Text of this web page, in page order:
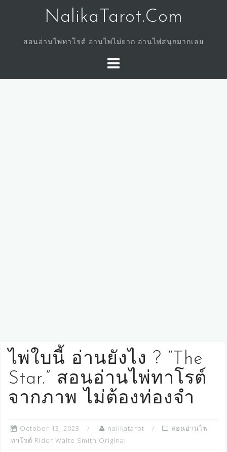
NalikaTarot.Com
สอนอ่านไพ่ทาโรต์ อ่านไพ่ไม่ยาก อ่านไพ่สนุกมากเลย
ไพ่ใบนี้ อ่านยังไง ? “The
Star.” สอนอ่านไพ่ทาโรต์
จากภาพ ไม่ต้องท่องจำ
October 13, 2023 nalikatarot
สอนอ่านไพ่
ทาโรต์ Rider Waite Smith Original